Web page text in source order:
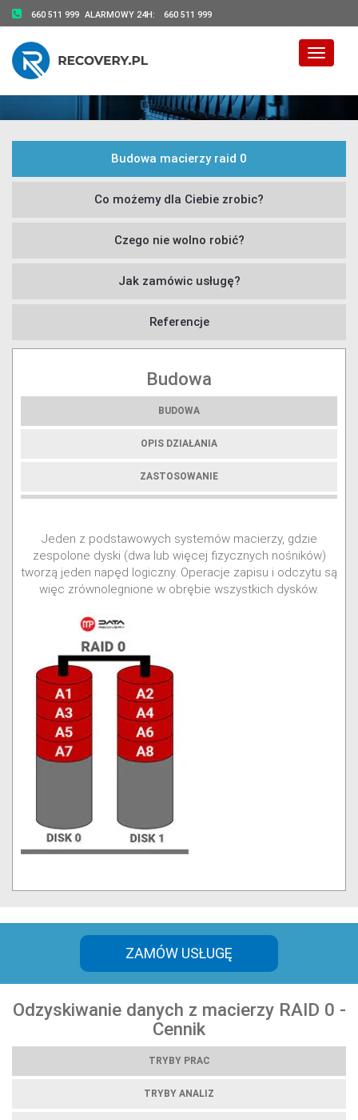
660 511 999 ALARMOWY 24H: 660 511 999
Toggle
Budowa macierzy raid 0
Co możemy dla Ciebie zrobic?
Czego nie wolno robić?
Jak zamówic usługę?
Referencje
Budowa
BUDOWA
OPIS DZIAŁANIA
ZASTOSOWANIE
Jeden z podstawowych systemów macierzy, gdzie
zespolone dyski (dwa lub więcej fizycznych nośników)
tworzą jeden napęd logiczny. Operacje zapisu i odczytu są
więc zrównolegnione w obrębie wszystkich dysków.
ZAMÓW USŁUGĘ
Odzyskiwanie danych z macierzy RAID 0 -
Cennik
TRYBY PRAC
TRYBY ANALIZ